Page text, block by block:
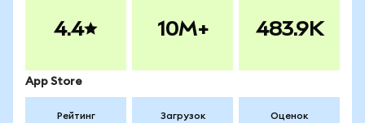
4.4 10M+ 483.9K
App Store
Рейтинг Загрузок Оценок